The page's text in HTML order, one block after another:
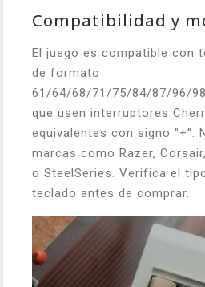
Compatibilidad y
El juego es compatible con
de formato
61/64/68/71/75/84/87/96/
que usen interruptores
equivalentes con signo "+".
marcas como Razer,
o SteelSeries. Verifica el
teclado antes de comprar.